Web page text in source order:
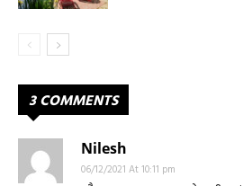
3 COMMENTS
Nilesh
06/12/2021 At 10:11 pm